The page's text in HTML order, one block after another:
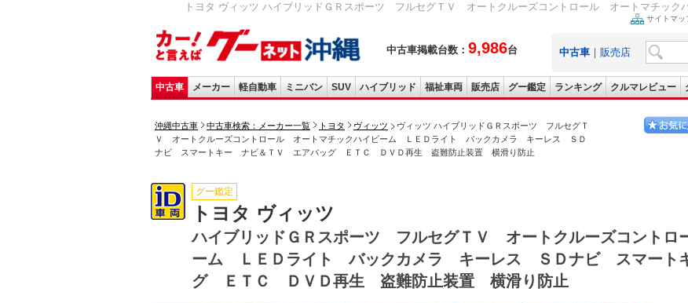
トヨタ ヴィッツ ハイブリッドＧＲスポーツ フルセグＴＶ オートクルーズコントロール オートマチッ
中古車掲載台数： 9,986台
サイトマッ
中古車 ｜ 販売店
中古車 メーカー 軽自動車 ミニバン SUV ハイブリッド 福祉車両 販売店 グー鑑定 ランキング クルマレビュー
沖縄中古車 中古車検索：メーカー一覧 トヨタ ヴィッツ
ヴィッツ ハイブリッドＧＲスポーツ フルセグＴ
Ｖ オートクルーズコントロール オートマチックハイビーム ＬＥＤライト バックカメラ キーレス ＳＤ
ナビ スマートキー ナビ＆ＴＶ エアバッグ ＥＴＣ ＤＶＤ再生 盗難防止装置 横滑り防止
グー鑑定
トヨタ ヴィッツ
ハイブリッドＧＲスポーツ フルセグＴＶ オートクルーズコントロ
ーム ＬＥＤライト バックカメラ キーレス ＳＤナビ スマート
グ ＥＴＣ ＤＶＤ再生 盗難防止装置 横滑り防止